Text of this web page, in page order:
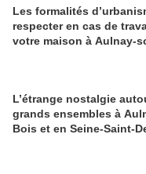
Les formalités
respecter en cas de
votre maison à Aulnay-
L’étrange nostalgie
grands ensembles à
Bois et en Seine-Saint-